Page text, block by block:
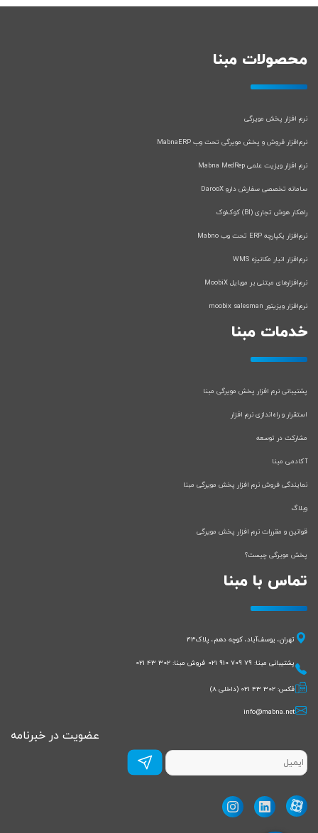
محصولات مبنا
نرم افزار پخش مویرگی
نرم‌افزار فروش و پخش مویرگی تحت وب MabnaERP
نرم افزار ویزیت علمی Mabna MedRep
سامانه تخصصی سفارش دارو DarooX
راهکار هوش تجاری (BI) کوک‌لوک
نرم‌افزار یکپارچه ERP تحت وب Mabno
نرم‌افزار انبار مکانیزه WMS
نرم‌افزارهای مبتنی بر موبایل MoobiX
نرم‌افزار ویزیتور moobix salesman
خدمات مبنا
پشتیبانی نرم افزار پخش مویرگی مبنا
استقرار و راه‌اندازی نرم افزار
مشارکت در توسعه
آکادمی مبنا
نمایندگی فروش نرم افزار پخش مویرگی مبنا
وبلاگ
قوانین و مقررات نرم افزار پخش مویرگی
پخش مویرگی چیست؟
تماس با مبنا
تهران، یوسف‌آباد، کوچه دهم، پلاک43
پشتیبانی مبنا: 021 910 709 79 فروش مبنا: 021 43 302
فکس: 021 43 302 (داخلی 8)
info@mabna.net
عضویت در خبرنامه
عضویت
در
خبرنامه*